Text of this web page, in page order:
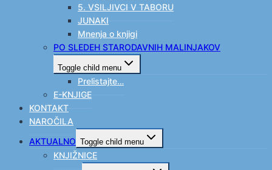
5. VSILJIVCI V TABORU
JUNAKI
Mnenja o knjigi
PO SLEDEH STARODAVNIH MALINJAKOV
Toggle child menu
Prelistajte…
E-KNJIGE
KONTAKT
NAROČILA
AKTUALNO Toggle child menu
KNJIŽNICE